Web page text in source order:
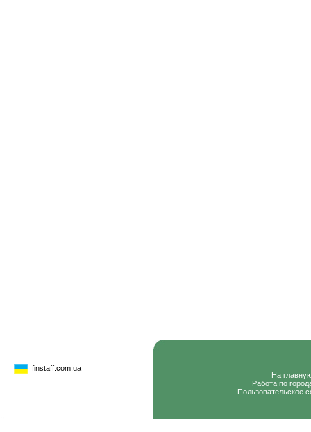
finstaff.com.ua
На
Работа по
Пользовательское